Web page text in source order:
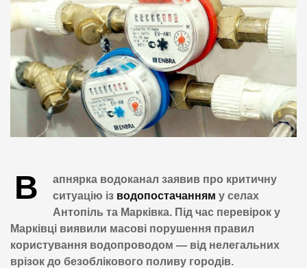
В
апнярка водоканал заявив про критичну
ситуацію із водопостачанням у селах
Антопіль та Марківка. Під час перевірок у
Марківці виявили масові порушення правил
користування водопроводом — від нелегальних
врізок до безоблікового поливу городів.